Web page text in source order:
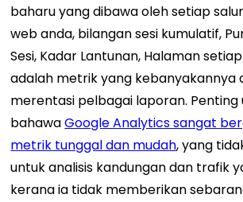
baharu yang dibawa oleh setiap
web anda, bilangan sesi kumulatif,
Sesi, Kadar Lantunan, Halaman setiap
adalah metrik yang kebanyakannya
merentasi pelbagai laporan. Penting
bahawaGoogle Analytics sangat
metrik tunggal dan mudah, yang
untuk analisis kandungan dan trafik
kerana ia tidak memberikan